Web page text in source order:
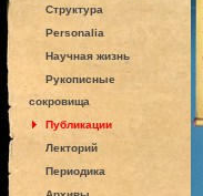
Структура
Personalia
Научная жизнь
Рукописные
сокровища
Публикации
Лекторий
Периодика